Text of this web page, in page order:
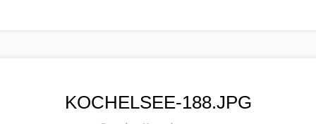
KOCHELSEE-188.JPG